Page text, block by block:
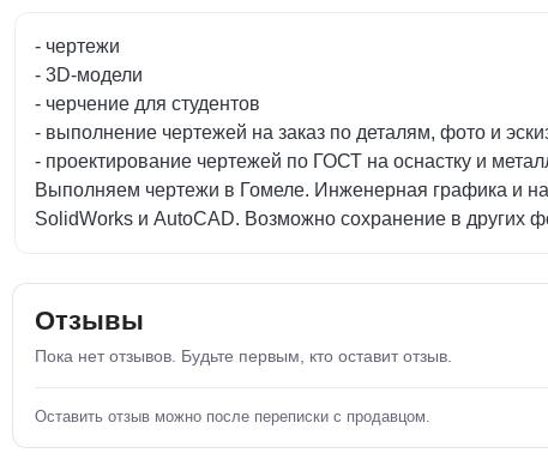
- чертежи
- 3D-модели
- черчение для студентов
- выполнение чертежей на заказ по деталям, фото и
- проектирование чертежей по ГОСТ на оснастку и
Выполняем чертежи в Гомеле. Инженерная графика и
SolidWorks и AutoCAD. Возможно сохранение в других
Отзывы
Пока нет отзывов. Будьте первым, кто оставит отзыв.
Оставить отзыв можно после переписки с продавцом.